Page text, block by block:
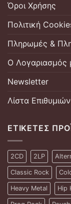
Όροι Χρήσης
Πολιτική
Πληρωμές &
Ο Λογαριασμός
Newsletter
Λίστα Επιθυμιών
ΕΤΙΚΈΤΕΣ
2CD 2LP
Classic Rock
Heavy Metal Hip